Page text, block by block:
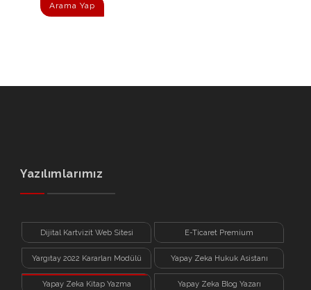
Arama Yap
Yazılımlarımız
Dijital Kartvizit Web Sitesi E-Ticaret Premium
Yargıtay 2022 Kararları Modülü Yapay Zeka Hukuk Asistanı
Yapay Zeka Kitap Yazma Yapay Zeka Blog Yazarı